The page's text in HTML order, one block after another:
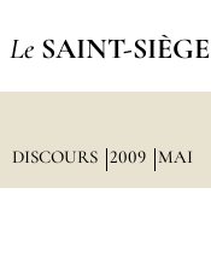
Le SAINT-SIÈGE
DISCOURS 2009 MAI